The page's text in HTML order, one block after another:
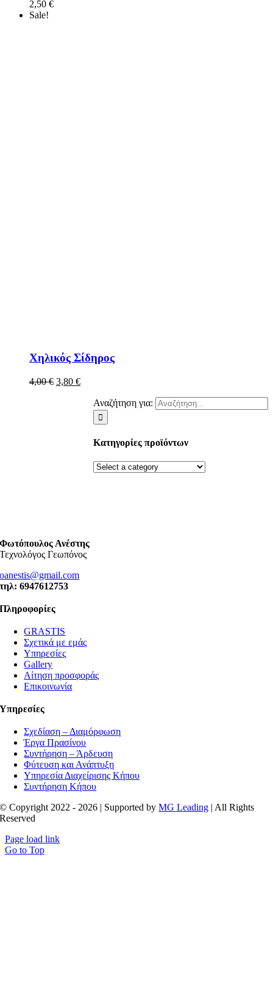
2,50 €
Sale!
Χηλικός Σίδηρος
4,00€ 3,80 €
Αναζήτηση για:
Κατηγορίες προϊόντων
Φωτόπουλος Ανέστης
Τεχνολόγος Γεωπόνος
oanestis@gmail.com
τηλ: 6947612753
Πληροφορίες
GRASTIS
Σχετικά με εμάς
Υπηρεσίες
Gallery
Αίτηση προσφοράς
Επικοινωνία
Υπηρεσίες
Σχεδίαση – Διαμόρφωση
Έργα Πρασίνου
Συντήρηση – Άρδευση
Φύτευση και Ανάπτυξη
Υπηρεσία Διαχείρισης Κήπου
Συντήρηση Κήπου
© Copyright 2022 - 2026 | Supported byMG Leading | All Rights
Reserved
Page load link
Go to Top